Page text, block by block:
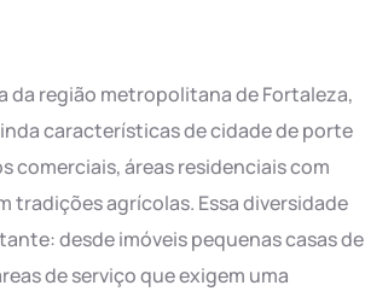
da região metropolitana de Fortaleza,
características de cidade de porte
comerciais, áreas residenciais com
tradições agrícolas. Essa diversidade
desde imóveis pequenas casas de
de serviço que exigem uma